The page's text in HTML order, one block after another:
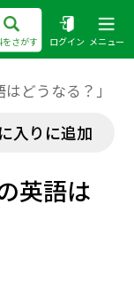
をさがす ログイン メニュー
どうなる？」
入りに追加
英語は